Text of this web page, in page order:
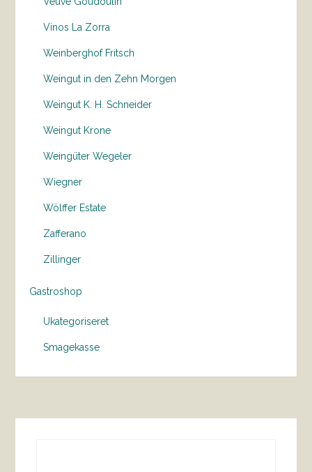
Vinos La Zorra
Weinberghof Fritsch
Weingut in den Zehn Morgen
Weingut K. H. Schneider
Weingut Krone
Weingüter Wegeler
Wiegner
Wölffer Estate
Zafferano
Zillinger
Gastroshop
Ukategoriseret
Smagekasse